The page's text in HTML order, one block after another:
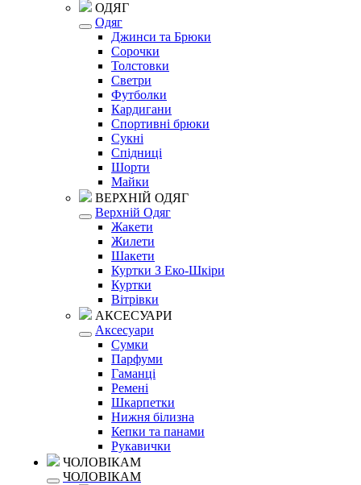
ОДЯГ
Одяг
Джинси та Брюки
Сорочки
Толстовки
Светри
Футболки
Кардигани
Спортивні брюки
Сукні
Спідниці
Шорти
Майки
ВЕРХНІЙ ОДЯГ
Верхній Одяг
Жакети
Жилети
Шакети
Куртки З Еко-Шкіри
Куртки
Вітрівки
АКСЕСУАРИ
Аксесуари
Сумки
Парфуми
Гаманці
Ремені
Шкарпетки
Нижня білизна
Кепки та панами
Рукавички
ЧОЛОВІКАМ
ЧОЛОВІКАМ